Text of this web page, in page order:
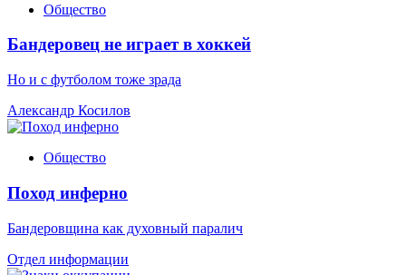
Общество
Бандеровец не играет в хоккей
Но и с футболом тоже зрада
Александр Косилов
Общество
Поход инферно
Бандеровщина как духовный паралич
Отдел информации